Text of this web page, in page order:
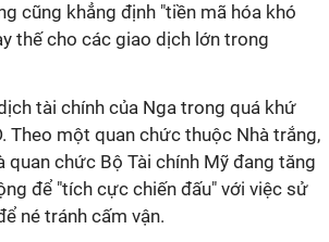
cũng khẳng định "tiền mã hóa khó
thế cho các giao dịch lớn trong
tài chính của Nga trong quá khứ
Theo một quan chức thuộc Nhà trắng,
quan chức Bộ Tài chính Mỹ đang tăng
để "tích cực chiến đấu" với việc sử
né tránh cấm vận.